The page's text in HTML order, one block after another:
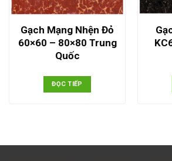
Gạch Mạng Nhện Đỏ
60×60 – 80×80 Trung
Quốc
ĐỌC TIẾP